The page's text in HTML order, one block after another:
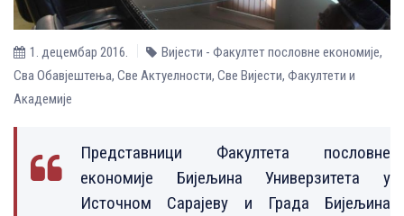
1. децембар 2016. Вијести - Факултет пословне економије,
Сва Обавјештења, Све Aктуелности, Све Вијести, Факултети и
Академије
Представници Факултета пословне
економије Бијељина Универзитета у
Источном Сарајеву и Града Бијељина